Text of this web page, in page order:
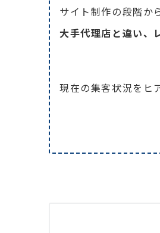
サイト制作の段階か
大手代理店と違い、
現在の集客状況をヒ